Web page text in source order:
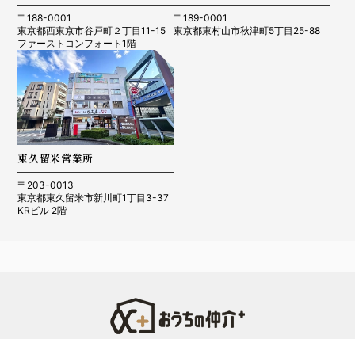
〒188-0001
東京都西東京市谷戸町２丁目11-15
ファーストコンフォート1階
〒189-0001
東京都東村山市秋津町5丁目25-88
東久留米営業所
〒203-0013
東京都東久留米市新川町1丁目3-37
KRビル 2階